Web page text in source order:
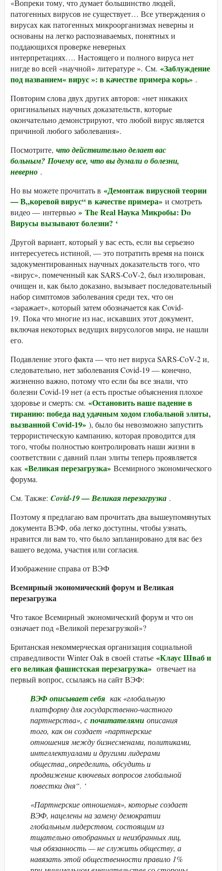
«Вопреки тому, что думает большинство людей,
патогенных вирусов не существует… Все утверждения о
вирусах как патогенных микроорганизмах неверны и
основаны на легко распознаваемых, понятных и
поддающихся проверке неверных
интерпретациях…. Настоящего и полного вируса нет
нигде во всей «научной» литературе ». См. «Заблуждение
под названием« вирус »: в качестве примера корь» .
Повторим слова двух других авторов: «нет никаких
оригинальных научных доказательств, которые
окончательно демонстрируют, что любой вирус является
причиной любого заболевания».
Посмотрите, что действительно делает вас
больным? Почему все, что вы думали о болезни,
неверно .
Но вы можете прочитать в «Демонтаж вирусной теории
— В„коревой вирус“ в качестве примера» и смотреть
видео — интервью » The Real Наука Микробы: Do
Вирусы вызывают болезни? ‘
Другой вариант, который у вас есть, если вы серьезно
интересуетесь истиной, — это потратить время на поиск
задокументированных научных доказательств того, что
«вирус», помеченный как SARS-CoV-2, был изолирован,
очищен и, как было доказано, вызывает последовательный
набор симптомов заболевания среди тех, что он
«заражает», который затем обозначается как Covid-
19. Пока что многие из нас, искавших этот документ,
включая некоторых ведущих вирусологов мира, не нашли
его.
Подавление этого факта — что нет вируса SARS-CoV-2 и,
следовательно, нет заболевания Covid-19 — конечно,
жизненно важно, потому что если бы все знали, что
болезни Covid-19 нет (а есть простые объяснения плохое
здоровье и смерть: см. «Остановить наше падение в
тиранию: победа над удачным ходом глобальной элиты,
вызванной Covid-19» ), было бы невозможно запустить
террористическую кампанию, которая проводится для
того, чтобы полностью контролировать наши жизни в
соответствии с давний план элиты теперь проявляется
как «Великая перезагрузка» Всемирного экономического
форума.
См. Также: Covid-19 — Великая перезагрузка .
Поэтому я предлагаю вам прочитать два вышеупомянутых
документа ВЭФ, оба легко доступны, чтобы узнать,
нравится ли вам то, что было запланировано для вас без
вашего ведома, участия или согласия.
Изображение справа от ВЭФ
Всемирный экономический форум и Великая
перезагрузка
Что такое Всемирный экономический форум и что он
означает под «Великой перезагрузкой»?
Британская некоммерческая организация социальной
справедливости Winter Oak в своей статье «Клаус Шваб и
его великая фашистская перезагрузка» отвечает на
первый вопрос, ссылаясь на сайт ВЭФ:
ВЭФ описывает себя как «глобальную
платформу для государственно-частного
партнерства», с почитателями описания
того, как он создает «партнерские
отношения между бизнесменами, политиками,
интеллектуалами и другими лидерами
общества„определить, обсудить и
продвижение ключевых вопросов глобальной
повестки дня“. ‘
«Партнерские отношения», которые создает
ВЭФ, нацелены на замену демократии
глобальным лидерством, состоящим из
тщательно отобранных и неизбранных лиц,
чья обязанность — не служить обществу, а
навязать этой общественности правило 1%